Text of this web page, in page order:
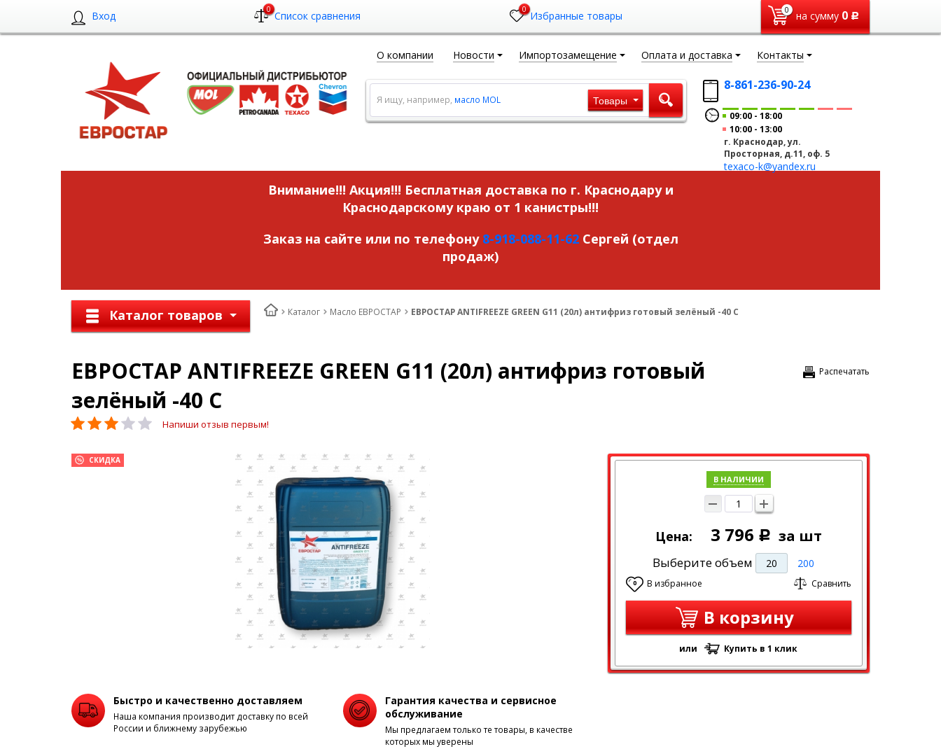
Вход 0 Список сравнения 0 Избранные товары 0 на сумму 0 Р
О компании Новости Импортозамещение Оплата и доставка Контакты
8-861-236-90-24
09:00
18:00
10:00
13:00
г. Краснодар, ул.
Просторная, д.11, оф. 5
texaco-k@yandex.ru
Я ищу, например, масло MOL Товары
Внимание!!! Акция!!! Бесплатная доставка по г. Краснодару и
Краснодарскому краю от 1 канистры!!!
Заказ на сайте или по телефону 8-918-088-11-62Сергей (отдел
продаж)
Каталог товаров Каталог Масло ЕВРОСТАР ЕВРОСТАР ANTIFREEZE GREEN G11 (20л) антифриз готовый зелёный -40 С
Распечатать
ЕВРОСТАР ANTIFREEZE GREEN G11 (20л) антифриз готовый
зелёный -40 С
Напиши отзыв первым!
СКИДКА
В НАЛИЧИИ
Цена: 3 796 Р за шт
Выберите объем 20 200
0 В избранное Сравнить
В корзину
или Купить в 1 клик
Быстро и качественно доставляем
Наша компания производит доставку по всей
России и ближнему зарубежью
Гарантия качества и сервисное
обслуживание
Мы предлагаем только те товары, в качестве
которых мы уверены